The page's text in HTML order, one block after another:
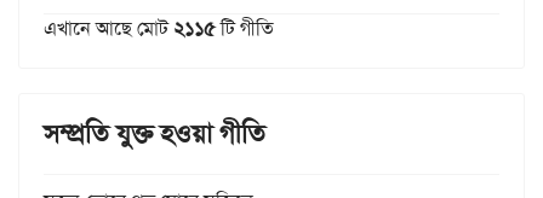
এখানে আছে মোট২১১৫টি গীতি
সম্প্রতি যুক্ত হওয়া গীতি